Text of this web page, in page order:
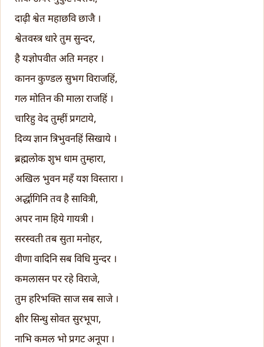
दाढ़ी श्वेत महाछवि छाजै ।
श्वेतवस्त्र धारे तुम सुन्दर,
है यज्ञोपवीत अति मनहर ।
कानन कुण्डल सुभग विराजहिं,
गल मोतिन की माला राजहिं ।
चारिहु वेद तुम्हीं प्रगटाये,
दिव्य ज्ञान त्रिभुवनहिं सिखाये ।
ब्रह्मलोक शुभ धाम तुम्हारा,
अखिल भुवन महँ यश विस्तारा ।
अर्द्धागिनि तव है सावित्री,
अपर नाम हिये गायत्री ।
सरस्वती तब सुता मनोहर,
वीणा वादिनि सब विधि मुन्दर ।
कमलासन पर रहे विराजे,
तुम हरिभक्ति साज सब साजे ।
क्षीर सिन्धु सोवत सुरभूपा,
नाभि कमल भो प्रगट अनूपा ।